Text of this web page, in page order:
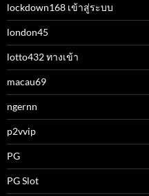
lockdown168 เข้าสู่ระบบ
london45
lotto432 ทางเข้า
macau69
ngernn
p2vvip
PG
PG Slot